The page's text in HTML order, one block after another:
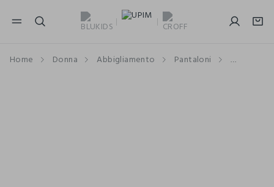
NAVIGATION.ARIA.GOTOMAINCONTENT
Home Donna Abbigliamento Pantaloni A Vita